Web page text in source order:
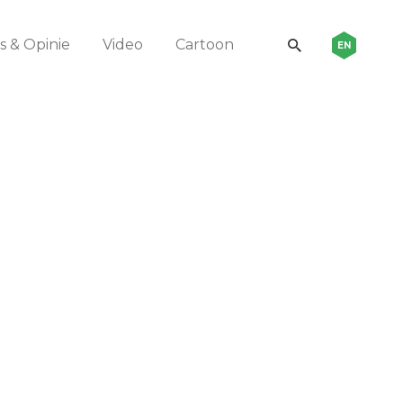
& Opinie Video Cartoon EN